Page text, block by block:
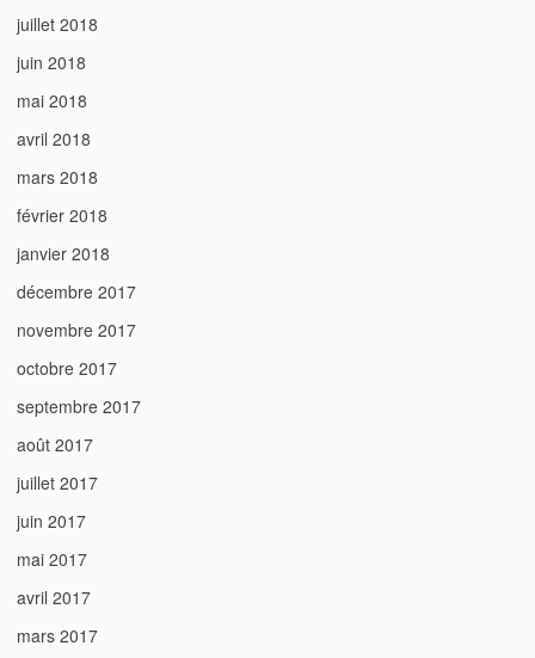
juillet 2018
juin 2018
mai 2018
avril 2018
mars 2018
février 2018
janvier 2018
décembre 2017
novembre 2017
octobre 2017
septembre 2017
août 2017
juillet 2017
juin 2017
mai 2017
avril 2017
mars 2017